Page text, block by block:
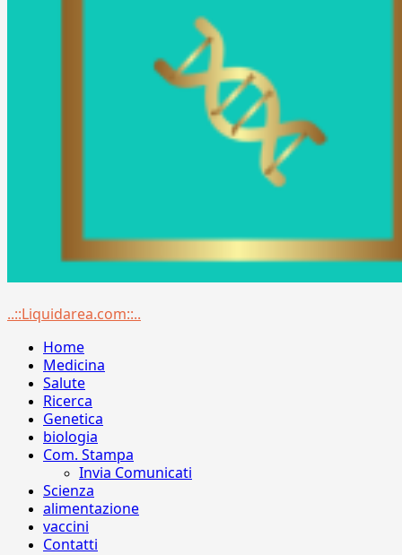
Menu
..::Liquidarea.com::..
Home
Medicina
Salute
Ricerca
Genetica
biologia
Com. Stampa
Invia Comunicati
Scienza
alimentazione
vaccini
Contatti